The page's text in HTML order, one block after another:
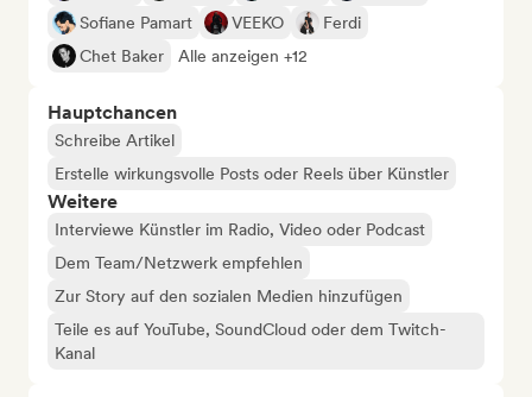
Sofiane Pamart
VEEKO
Ferdi
Chet Baker
Alle anzeigen +12
Hauptchancen
Schreibe Artikel
Erstelle wirkungsvolle Posts oder Reels über Künstler
Weitere
Interviewe Künstler im Radio, Video oder Podcast
Dem Team/Netzwerk empfehlen
Zur Story auf den sozialen Medien hinzufügen
Teile es auf YouTube, SoundCloud oder dem Twitch-
Kanal